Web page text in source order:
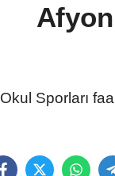
Okul Sporları